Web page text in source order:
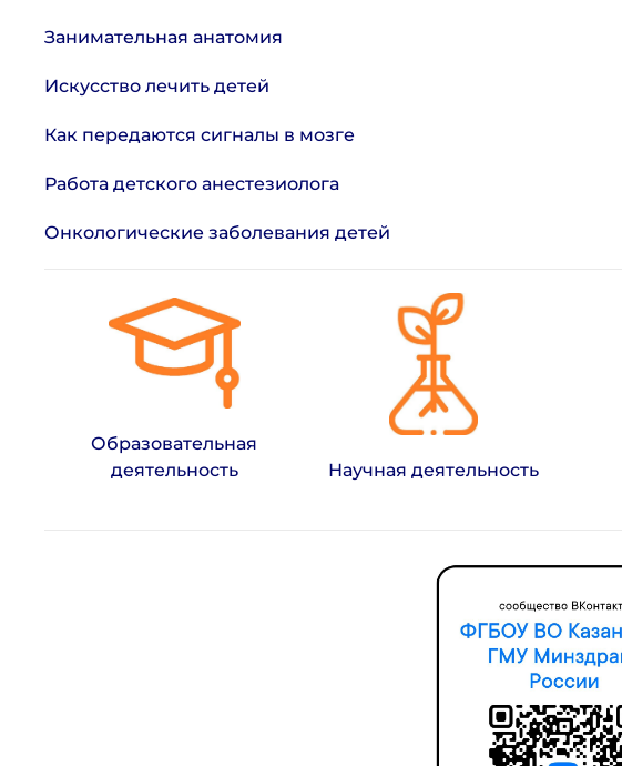
Занимательная анатомия
Искусство лечить детей
Как передаются сигналы в мозге
Работа детского анестезиолога
Онкологические заболевания детей
Образовательная
деятельность
Научная деятельность